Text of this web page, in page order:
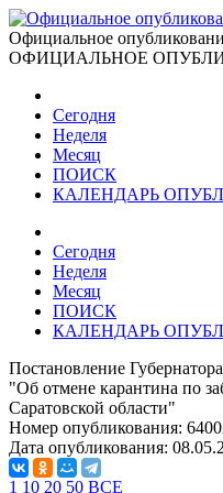
Официальное
ОФИЦИАЛЬНОЕ
Сегодня
Неделя
Месяц
ПОИСК
КАЛЕНДАРЬ
Сегодня
Неделя
Месяц
ПОИСК
КАЛЕНДАРЬ
Постановление
"Об отмене карантина по
Саратовской области"
Номер опубликования:
Дата опубликования:
1 10 20 50 ВСЕ